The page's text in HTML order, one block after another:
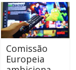
Comissão
Europeia